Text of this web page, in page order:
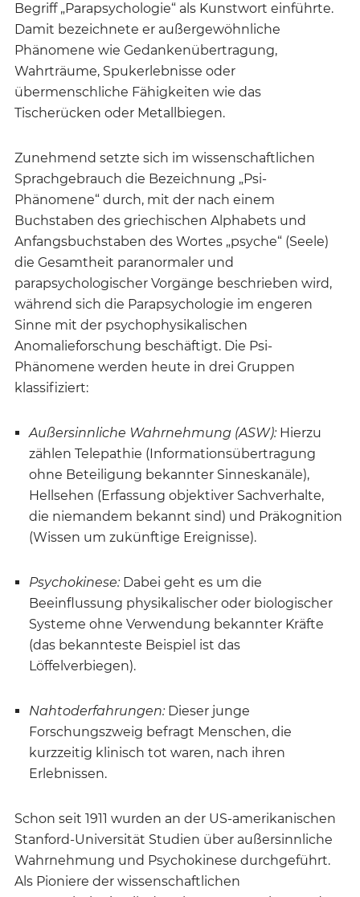
Begriff „Parapsychologie“ als Kunstwort einführte.
Damit bezeichnete er außergewöhnliche
Phänomene wie Gedankenübertragung,
Wahrträume, Spukerlebnisse oder
übermenschliche Fähigkeiten wie das
Tischerücken oder Metallbiegen.
Zunehmend setzte sich im wissenschaftlichen
Sprachgebrauch die Bezeichnung „Psi-
Phänomene“ durch, mit der nach einem
Buchstaben des griechischen Alphabets und
Anfangsbuchstaben des Wortes „psyche“ (Seele)
die Gesamtheit paranormaler und
parapsychologischer Vorgänge beschrieben wird,
während sich die Parapsychologie im engeren
Sinne mit der psychophysikalischen
Anomalieforschung beschäftigt. Die Psi-
Phänomene werden heute in drei Gruppen
klassifiziert:
Außersinnliche Wahrnehmung (ASW): Hierzu
zählen Telepathie (Informationsübertragung
ohne Beteiligung bekannter Sinneskanäle),
Hellsehen (Erfassung objektiver Sachverhalte,
die niemandem bekannt sind) und Präkognition
(Wissen um zukünftige Ereignisse).
Psychokinese: Dabei geht es um die
Beeinflussung physikalischer oder biologischer
Systeme ohne Verwendung bekannter Kräfte
(das bekannteste Beispiel ist das
Löffelverbiegen).
Nahtoderfahrungen: Dieser junge
Forschungszweig befragt Menschen, die
kurzzeitig klinisch tot waren, nach ihren
Erlebnissen.
Schon seit 1911 wurden an der US-amerikanischen
Stanford-Universität Studien über außersinnliche
Wahrnehmung und Psychokinese durchgeführt.
Als Pioniere der wissenschaftlichen